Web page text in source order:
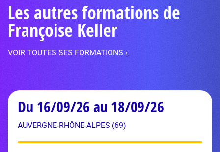
Les autres formations de
Françoise Keller
VOIR TOUTES SES FORMATIONS ›
Du 16/09/26 au 18/09/26
AUVERGNE-RHÔNE-ALPES (69)